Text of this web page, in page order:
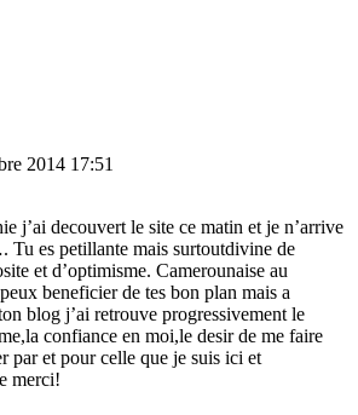
2014 17:51
j’ai decouvert le site ce matin et je n’arrive
Tu es petillante mais surtoutdivine de
et d’optimisme. Camerounaise au
beneficier de tes bon plan mais a
blog j’ai retrouve progressivement le
confiance en moi,le desir de me faire
par et pour celle que je suis ici et
merci!